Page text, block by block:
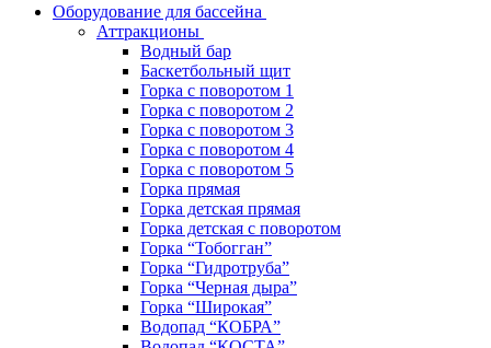
Оборудование для бассейна
Аттракционы
Водный бар
Баскетбольный щит
Горка с поворотом 1
Горка с поворотом 2
Горка с поворотом 3
Горка с поворотом 4
Горка с поворотом 5
Горка прямая
Горка детская прямая
Горка детская с поворотом
Горка “Тобогган”
Горка “Гидротруба”
Горка “Черная дыра”
Горка “Широкая”
Водопад “КОБРА”